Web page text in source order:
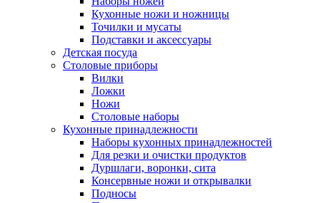
Кухонные ножи и ножницы
Точилки и мусаты
Подставки и аксессуары
Детская посуда
Столовые приборы
Вилки
Ложки
Ножи
Столовые наборы
Кухонные принадлежности
Наборы кухонных принадлежностей
Для резки и очистки продуктов
Дуршлаги, воронки, сита
Консервные ножи и открывалки
Подносы